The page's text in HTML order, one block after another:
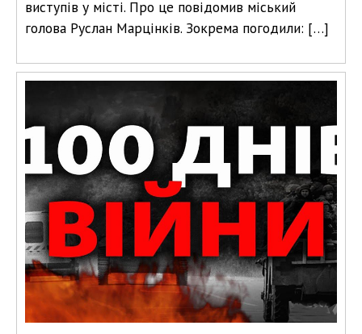
виступів у місті. Про це повідомив міський
голова Руслан Марцінків. Зокрема погодили: […]